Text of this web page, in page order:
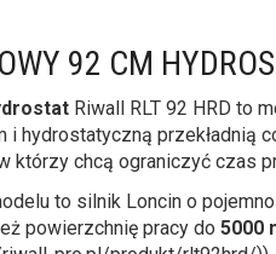
92 CM
Riwall RLT 92 HRD to
hydrostatyczną przekładnią
którzy chcą ograniczyć czas
to silnik Loncin o
powierzchnię pracy do 5000